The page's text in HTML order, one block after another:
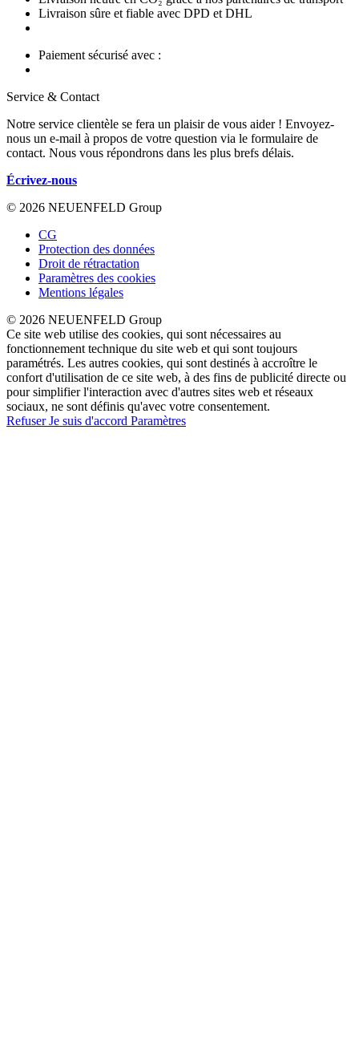
Livraison sûre et fiable avec DPD et DHL
Paiement sécurisé avec :
Service & Contact
Notre service clientèle se fera un plaisir de vous aider ! Envoyez-
nous un e-mail à propos de votre question via le formulaire de
contact. Nous vous répondrons dans les plus brefs délais.
Écrivez-nous
© 2026 NEUENFELD Group
CG
Protection des données
Droit de rétractation
Paramètres des cookies
Mentions légales
© 2026 NEUENFELD Group
Ce site web utilise des cookies, qui sont nécessaires au
fonctionnement technique du site web et qui sont toujours
paramétrés. Les autres cookies, qui sont destinés à accroître le
confort d'utilisation de ce site web, à des fins de publicité directe ou
pour simplifier l'interaction avec d'autres sites web et réseaux
sociaux, ne sont définis qu'avec votre consentement.
RefuserJe suis d'accord Paramètres